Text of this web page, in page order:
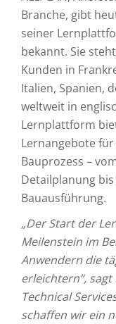
Branche, gibt
seiner
bekannt. Sie
Kunden in
Italien, Spanien,
weltweit in
Lernplattform
Lernangebote
Bauprozess –
Detailplanung
Bauausführung.
„Der Start der
Meilenstein im
Anwendern die
erleichtern“,
Technical
schaffen wir ein